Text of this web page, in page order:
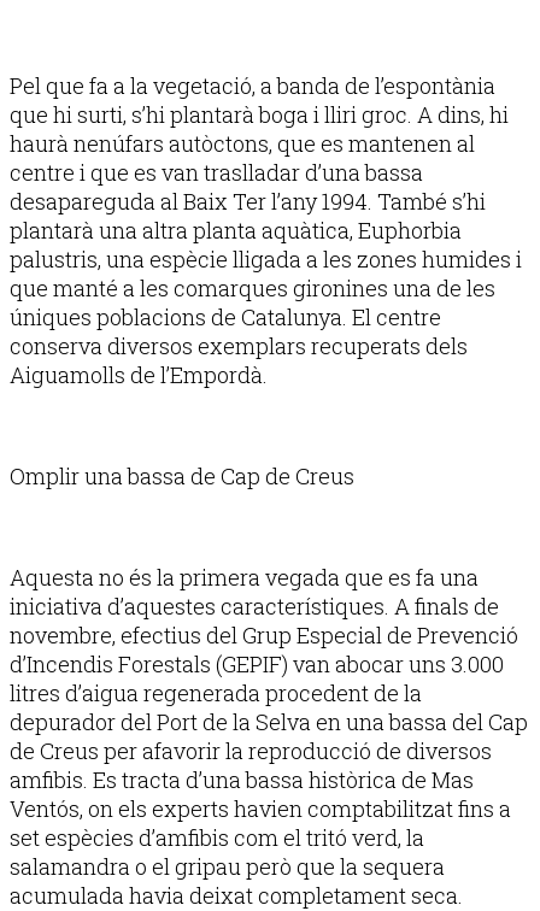
Pel que fa a la vegetació, a banda de l’espontània
que hi surti, s’hi plantarà boga i lliri groc. A dins, hi
haurà nenúfars autòctons, que es mantenen al
centre i que es van traslladar d’una bassa
desapareguda al Baix Ter l’any 1994. També s’hi
plantarà una altra planta aquàtica, Euphorbia
palustris, una espècie lligada a les zones humides i
que manté a les comarques gironines una de les
úniques poblacions de Catalunya. El centre
conserva diversos exemplars recuperats dels
Aiguamolls de l’Empordà.
Omplir una bassa de Cap de Creus
Aquesta no és la primera vegada que es fa una
iniciativa d’aquestes característiques. A finals de
novembre, efectius del Grup Especial de Prevenció
d’Incendis Forestals (GEPIF) van abocar uns 3.000
litres d’aigua regenerada procedent de la
depurador del Port de la Selva en una bassa del Cap
de Creus per afavorir la reproducció de diversos
amfibis. Es tracta d’una bassa històrica de Mas
Ventós, on els experts havien comptabilitzat fins a
set espècies d’amfibis com el tritó verd, la
salamandra o el gripau però que la sequera
acumulada havia deixat completament seca.